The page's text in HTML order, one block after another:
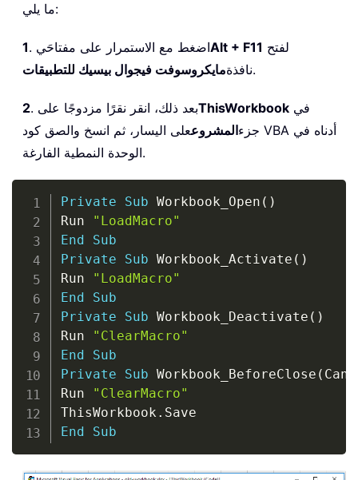
ما يلي:
1 . اضغط مع الاستمرار على مفتاحَيAlt + F11
نافذةمايكروسوفت فيجوال بيسيك للتطبيقات .
2 . بعد ذلك، انقر نقرًا مزدوجًا علىThisWorkbook
جزءالمشروععلى اليسار، ثم انسخ والصق كود VBA أدناه في
الوحدة النمطية الفارغة.
Private Sub Workbook_Open ( )
Run
"LoadMacro"
End
Sub
Private
Sub Workbook_Activate ( )
Run
"LoadMacro"
End
Sub
Private
Sub Workbook_Deactivate ( )
Run
"ClearMacro"
End
Sub
Private
Sub Workbook_BeforeClose (
Run
"ClearMacro"
ThisWorkbook .
End
Sub